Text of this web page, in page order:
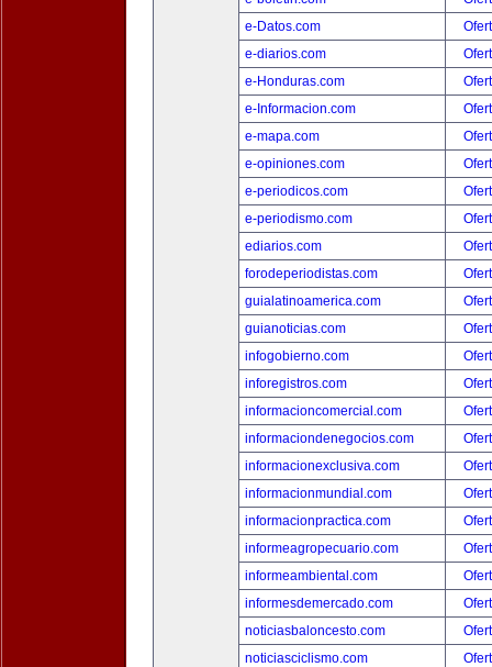
e-Datos.com
e-diarios.com
e-Honduras.com
e-Informacion.com
e-mapa.com
e-opiniones.com
e-periodicos.com
e-periodismo.com
ediarios.com
forodeperiodistas.com
guialatinoamerica.com
guianoticias.com
infogobierno.com
inforegistros.com
informacioncomercial.com
informaciondenegocios.com
informacionexclusiva.com
informacionmundial.com
informacionpractica.com
informeagropecuario.com
informeambiental.com
informesdemercado.com
noticiasbaloncesto.com
noticiasciclismo.com